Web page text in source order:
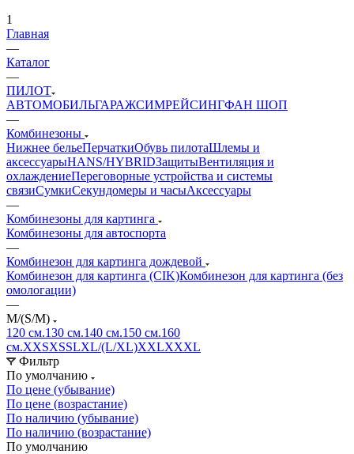
1
Главная
—
Каталог
—
ПИЛОТ
АВТОМОБИЛЬГАРАЖСИМРЕЙСИНГФАН ШОП
—
Комбинезоны
Нижнее бельеПерчаткиОбувь пилотаШлемы и
аксессуарыHANS/HYBRIDЗащитыВентиляция и
охлаждениеПереговорные устройства и системы
связиСумкиСекундомеры и часыАксессуары
—
Комбинезоны для картинга
Комбинезоны для автоспорта
—
Комбинезон для картинга дождевой
Комбинезон для картинга (CIK)Комбинезон для картинга (без
омологации)
—
M/(S/M)
120 см.130 см.140 см.150 см.160
см.XXSXSSLXL/(L/XL)XXLXXXL
Фильтр
По умолчанию
По цене (убывание)
По цене (возрастание)
По наличию (убывание)
По наличию (возрастание)
По умолчанию